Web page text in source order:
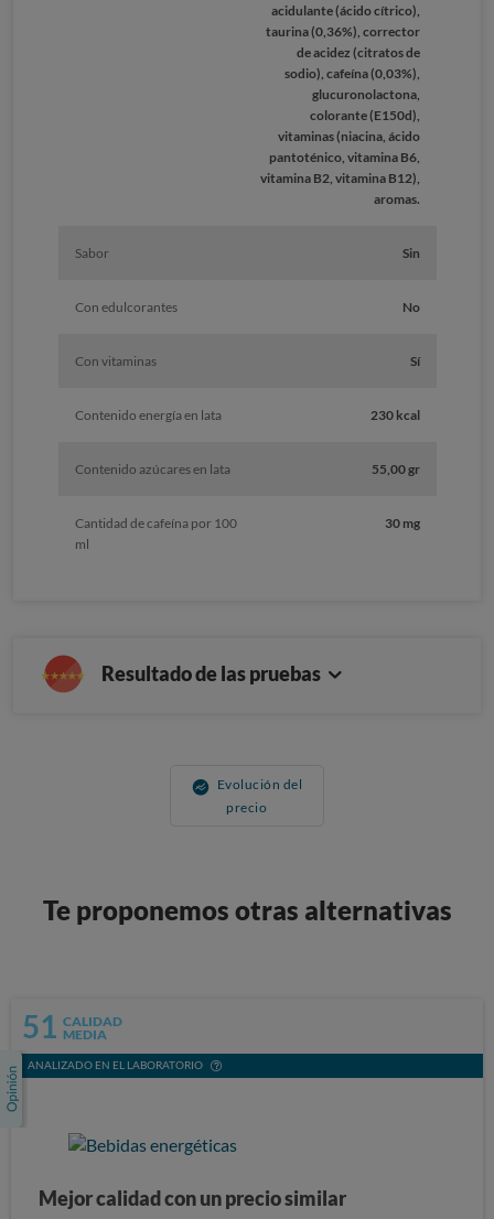
acidulante (ácido cítrico),
taurina (0,36%), corrector
de acidez (citratos de
sodio), cafeína (0,03%),
glucuronolactona,
colorante (E150d),
vitaminas (niacina, ácido
pantoténico, vitamina B6,
vitamina B2, vitamina B12),
aromas.
Sabor Sin
Con edulcorantes No
Con vitaminas Sí
Contenido energía en lata 230 kcal
Contenido azúcares en lata 55,00 gr
Cantidad de cafeína por 100
ml
30 mg
Resultado de las pruebas
Evolución del
precio
Te proponemos otras alternativas
51 CALIDAD
MEDIA
ANALIZADO EN EL LABORATORIO
Mejor calidad con un precio similar